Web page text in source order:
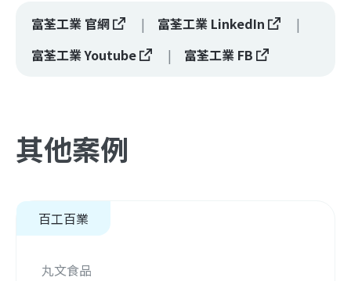
富荃工業 官網
富荃工業 LinkedIn
富荃工業 Youtube
富荃工業 FB
其他案例
百工百業
丸文食品